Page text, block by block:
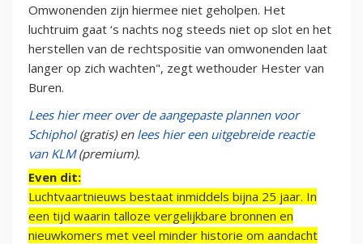
Omwonenden zijn hiermee niet geholpen. Het
luchtruim gaat ‘s nachts nog steeds niet op slot en het
herstellen van de rechtspositie van omwonenden laat
langer op zich wachten", zegt wethouder Hester van
Buren.
Lees hier meer over de aangepaste plannen voor
Schiphol(gratis) en lees hier een uitgebreide reactie
van KLM(premium).
Even dit:
Luchtvaartnieuws bestaat inmiddels bijna 25 jaar. In
een tijd waarin talloze vergelijkbare bronnen en
nieuwkomers met veel minder historie om aandacht